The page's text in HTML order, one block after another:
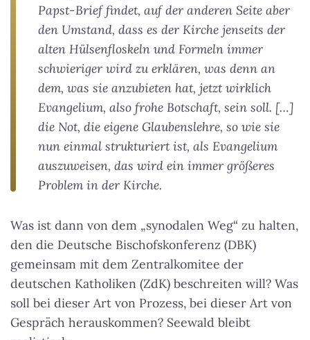
Papst-Brief findet, auf der anderen Seite aber
den Umstand, dass es der Kirche jenseits der
alten Hülsenfloskeln und Formeln immer
schwieriger wird zu erklären, was denn an
dem, was sie anzubieten hat, jetzt wirklich
Evangelium, also frohe Botschaft, sein soll. […]
die Not, die eigene Glaubenslehre, so wie sie
nun einmal strukturiert ist, als Evangelium
auszuweisen, das wird ein immer größeres
Problem in der Kirche.
Was ist dann von dem „synodalen Weg“ zu halten,
den die Deutsche Bischofskonferenz (DBK)
gemeinsam mit dem Zentralkomitee der
deutschen Katholiken (ZdK) beschreiten will? Was
soll bei dieser Art von Prozess, bei dieser Art von
Gespräch herauskommen? Seewald bleibt